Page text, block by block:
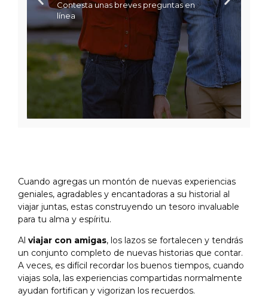
Contesta unas breves preguntas en
línea
Cuando agregas un montón de nuevas experiencias
geniales, agradables y encantadoras a su historial al
viajar juntas, estas construyendo un tesoro invaluable
para tu alma y espíritu.
Al viajar con amigas, los lazos se fortalecen y tendrás
un conjunto completo de nuevas historias que contar.
A veces, es difícil recordar los buenos tiempos, cuando
viajas sola, las experiencias compartidas normalmente
ayudan fortifican y vigorizan los recuerdos.